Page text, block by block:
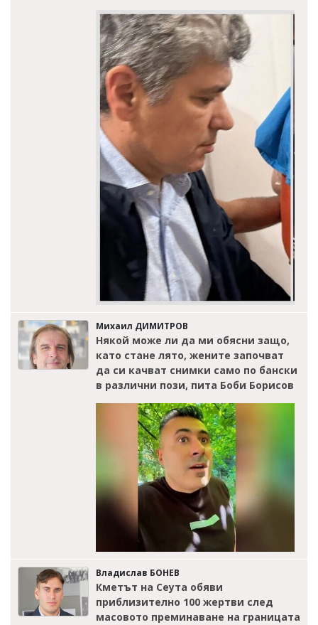
Михаил ДИМИТРОВ
Някой може ли да ми обясни защо,
като стане лято, жените започват
да си качват снимки само по бански
в различни пози, пита Боби Борисов
Владислав БОНЕВ
Кметът на Сеута обяви
приблизително 100 жертви след
масовото преминаване на границата